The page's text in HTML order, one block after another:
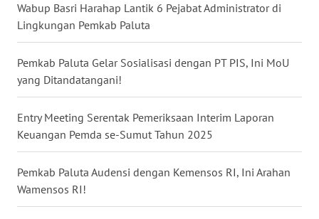
Wabup Basri Harahap Lantik 6 Pejabat Administrator di
Lingkungan Pemkab Paluta
Pemkab Paluta Gelar Sosialisasi dengan PT PIS, Ini MoU
yang Ditandatangani!
Entry Meeting Serentak Pemeriksaan Interim Laporan
Keuangan Pemda se-Sumut Tahun 2025
Pemkab Paluta Audensi dengan Kemensos RI, Ini Arahan
Wamensos RI!
WN
WN
DANAU
WN
NIAS